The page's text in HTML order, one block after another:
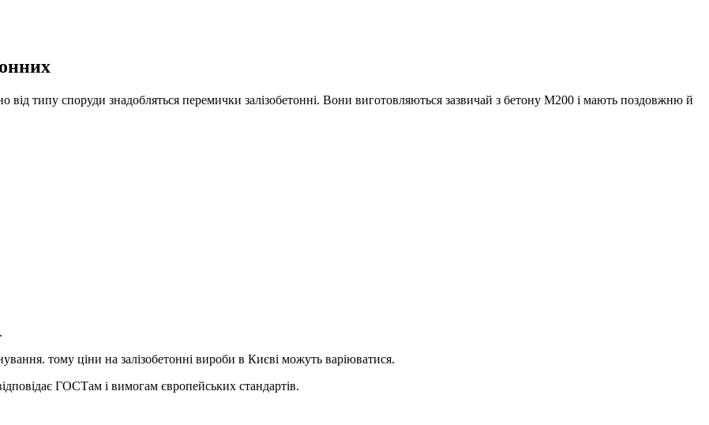
від типу споруди знадобляться перемички залізобетонні. Вони виготовляються зазвичай з бетону М200 і мають поздовжню й
тому ціни на залізобетонні вироби в Києві можуть варіюватися.
ГОСТам і вимогам європейських стандартів.